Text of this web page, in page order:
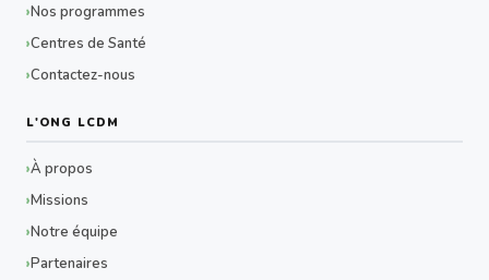
Nos programmes
Centres de Santé
Contactez-nous
L'ONG LCDM
À propos
Missions
Notre équipe
Partenaires